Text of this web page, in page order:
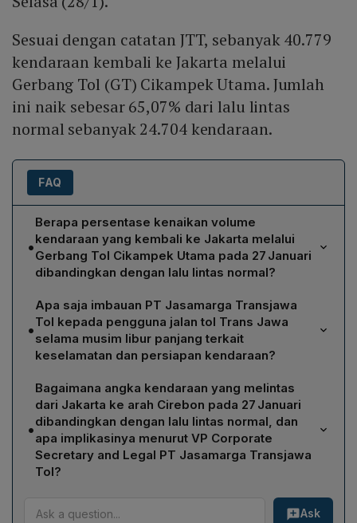
Sesuai dengan catatan JTT, sebanyak 40.779
kendaraan kembali ke Jakarta melalui
Gerbang Tol (GT) Cikampek Utama. Jumlah
ini naik sebesar 65,07% dari lalu lintas
normal sebanyak 24.704 kendaraan.
FAQ
•
Berapa persentase kenaikan volume
kendaraan yang kembali ke Jakarta melalui
Gerbang Tol Cikampek Utama pada 27 Januari
dibandingkan dengan lalu lintas normal?
Menurut catatan PT Jasamarga Transjawa Tol,
sebanyak 40.779 kendaraan melewati Gerbang Tol
Cikampek Utama pada Senin 27 Januari, naik 65,07 %
dibandingkan volume normal sebesar 24.704
•
Apa saja imbauan PT Jasamarga Transjawa
Tol kepada pengguna jalan tol Trans Jawa
selama musim libur panjang terkait
keselamatan dan persiapan kendaraan?
JTT mengimbau pengendara untuk mengutamakan
keselamatan dengan tetap berada pada jalur contra
flow, memanfaatkan bahu bila terjadi darurat,
memastikan kendaraan dalam kondisi prima, saldo uang
elektronik cukup, mengisi bahan bakar sebelum
berangkat, beristirahat di area yang disediakan,
•
Bagaimana angka kendaraan yang melintas
dari Jakarta ke arah Cirebon pada 27 Januari
dibandingkan dengan lalu lintas normal, dan
apa implikasinya menurut VP Corporate
Secretary and Legal PT Jasamarga Transjawa
Tol?
Pada Senin 27 Januari, kendaraan yang menuju Trans
Jawa (Jakarta–Cirebon) tercatat 30.665 unit, meningkat
Ask